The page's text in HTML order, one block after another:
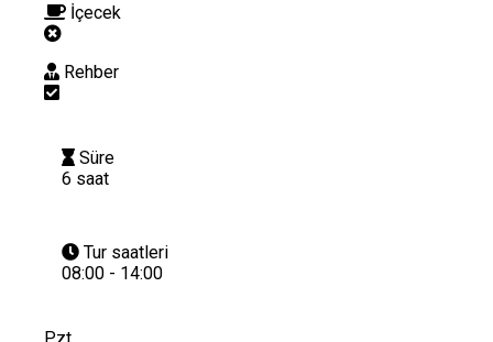
İçecek
Rehber
Süre
6 saat
Tur saatleri
08:00 - 14:00